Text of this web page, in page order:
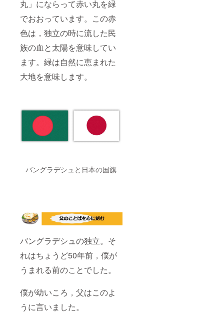
丸」にならって赤い丸を緑
でおおっています。この赤
色は，独立の時に流した民
族の血と太陽を意味してい
ます。緑は自然に恵まれた
大地を意味します。
バングラデシュと日本の国旗
バングラデシュの独立。そ
れはちょうど50年前，僕が
うまれる前のことでした。
僕が幼いころ，父はこのよ
うに言いました。